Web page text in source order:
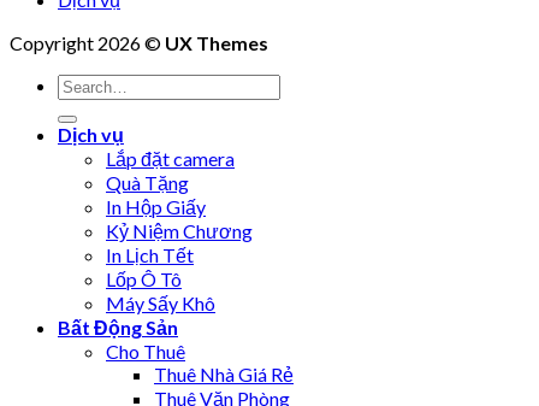
Copyright 2026 © UX Themes
Dịch vụ
Lắp đặt camera
Quà Tặng
In Hộp Giấy
Kỷ Niệm Chương
In Lịch Tết
Lốp Ô Tô
Máy Sấy Khô
Bất Động Sản
Cho Thuê
Thuê Nhà Giá Rẻ
Thuê Văn Phòng